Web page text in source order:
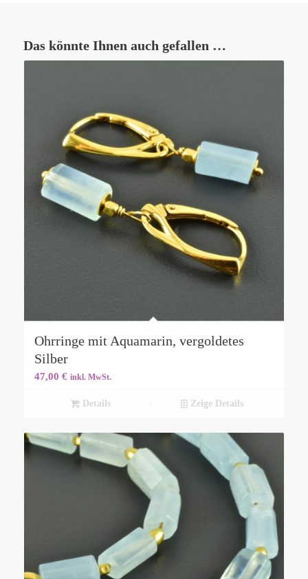
Das könnte Ihnen auch gefallen …
Ohrringe mit Aquamarin, vergoldetes
Silber
47,00 € inkl. MwSt.
Details Zeige Details